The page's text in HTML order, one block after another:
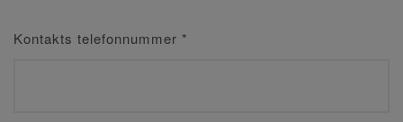
Kontakts telefonnummer *